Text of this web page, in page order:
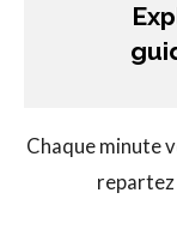
Chaque minute
repartez